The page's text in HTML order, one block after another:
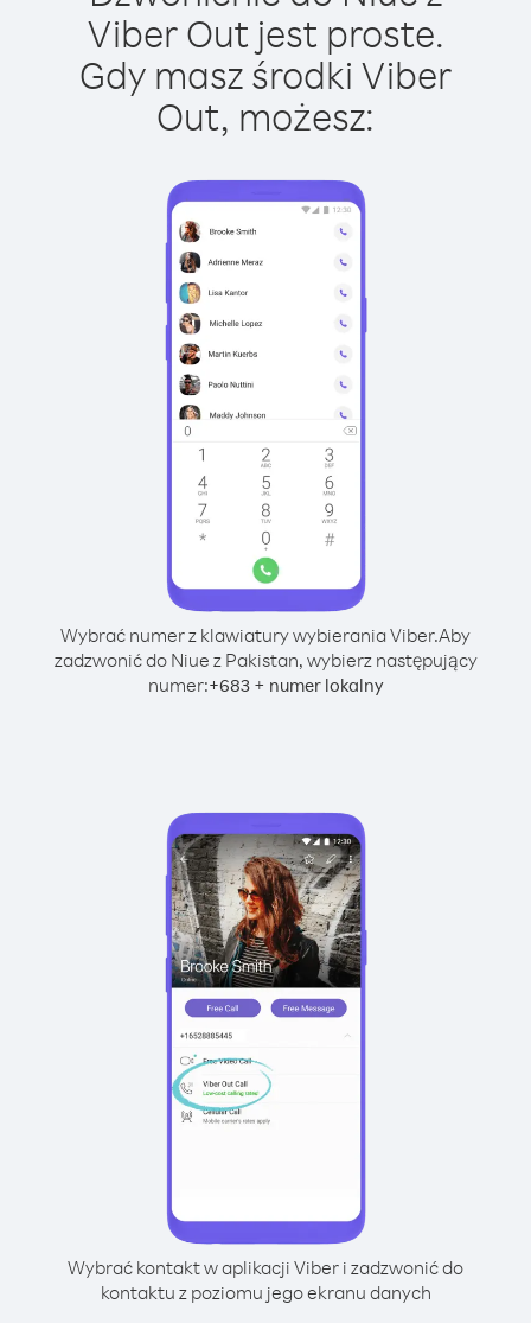
Viber Out jest proste.
Gdy masz środki Viber
Out, możesz:
Wybrać numer z klawiatury wybierania Viber.Aby
zadzwonić do Niue z Pakistan, wybierz następujący
numer:+683+ numer lokalny
Wybrać kontakt w aplikacji Viber i zadzwonić do
kontaktu z poziomu jego ekranu danych